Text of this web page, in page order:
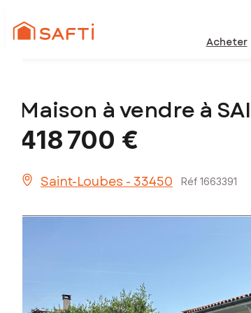
Acheter
Maison à vendre à
418 700 €
Saint-Loubes - 33450 Réf 1663391